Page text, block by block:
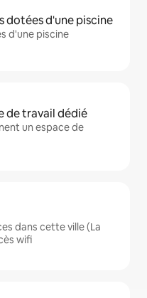
dotées d'une piscine
d'une piscine
de travail dédié
un espace de
dans cette ville (La
wifi